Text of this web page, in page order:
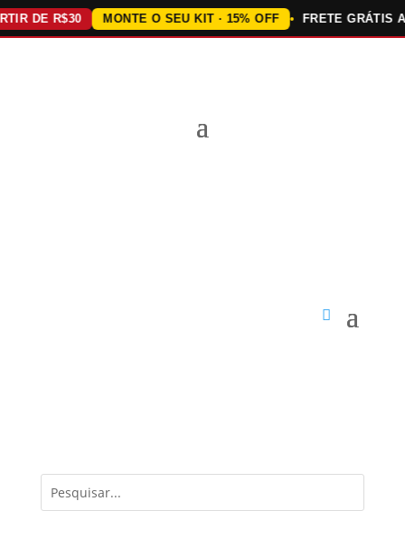
R$30 MONTE O SEU KIT · 15% OFF FRETE GRÁTIS